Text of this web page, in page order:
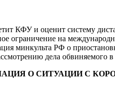
КФУ и оценит систему
ограничение на
минкульта РФ о
дела обвиняемого
О СИТУАЦИИ С